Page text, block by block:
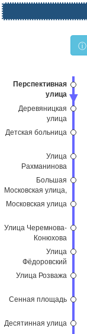
Перспективная
улица
Деревяницкая
улица
Детская больница
Улица
Рахманинова
Большая
Московская улица,
Московская улица
Улица Черемнова-
Конюхова
Улица
Фёдоровский
Улица Розважа
Сенная площадь
Десятинная улица